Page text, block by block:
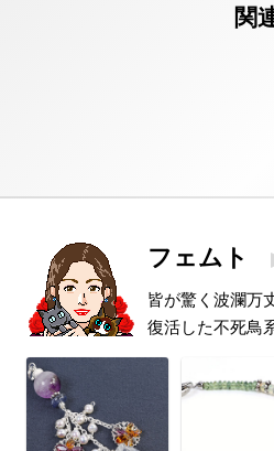
フェムト
皆が驚く波瀾万
復活した不死鳥